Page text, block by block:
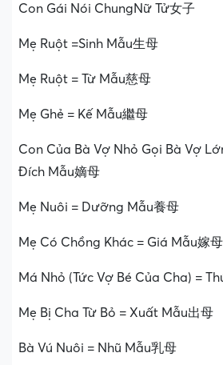
Con Gái Nói ChungNữ Tử女子
Mẹ Ruột =Sinh Mẫu生母
Mẹ Ruột = Từ Mẫu慈母
Mẹ Ghẻ = Kế Mẫu繼母
Con Của Bà Vợ Nhỏ Gọi Bà Vợ
Đích Mẫu嫡母
Mẹ Nuôi = Dưỡng Mẫu養母
Mẹ Có Chồng Khác = Giá Mẫu嫁母
Má Nhỏ (Tức Vợ Bé Của Cha) =
Mẹ Bị Cha Từ Bỏ = Xuất Mẫu出母
Bà Vú Nuôi = Nhũ Mẫu乳母